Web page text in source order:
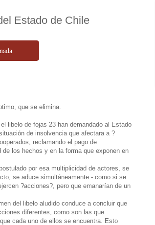
Estado de Chile
que se elimina.
libelo de fojas 23 han demandado al Estado
de insolvencia que afectara a ?
reclamando el pago de
los hechos y en la forma que exponen en
por esa multiplicidad de actores, se
se aduce simultáneamente - como si se
?acciones?, pero que emanarían de un
del libelo aludido conduce a concluir que
diferentes, como son las que
cada uno de ellos se encuentra. Esto